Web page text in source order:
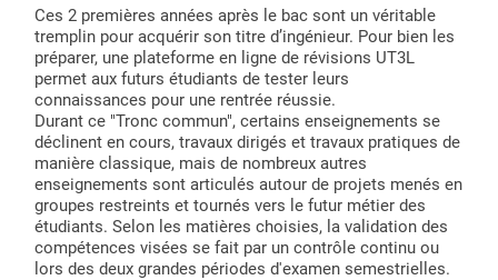
Ces 2 premières années après le bac sont un véritable
tremplin pour acquérir son titre d’ingénieur. Pour bien les
préparer, une plateforme en ligne de révisions UT3L
permet aux futurs étudiants de tester leurs
connaissances pour une rentrée réussie.
Durant ce "Tronc commun", certains enseignements se
déclinent en cours, travaux dirigés et travaux pratiques de
manière classique, mais de nombreux autres
enseignements sont articulés autour de projets menés en
groupes restreints et tournés vers le futur métier des
étudiants. Selon les matières choisies, la validation des
compétences visées se fait par un contrôle continu ou
lors des deux grandes périodes d'examen semestrielles.